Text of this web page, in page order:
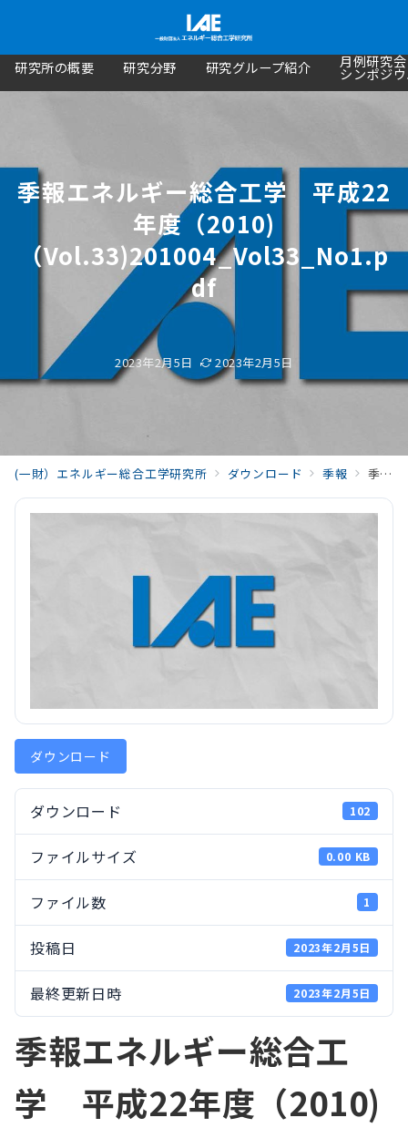
研究所の概要 研究分野 研究グループ紹介 月例研究
シンポジ
季報エネルギー総合工学 平成22
年度（2010)
（Vol.33)201004_Vol33_No1.p
df
2023年2月5日 2023年2月5日
(一財）エネルギー総合工学研究所 ダウンロード 季報 季報エネルギー総合工学 平成22年度（2010) （Vol.33)201004_Vol33_No1.pdf
ダウンロード
ダウンロード 102
ファイルサイズ 0.00 KB
ファイル数 1
投稿日 2023年2月5日
最終更新日時 2023年2月5日
季報エネルギー総合工
学 平成22年度（2010)